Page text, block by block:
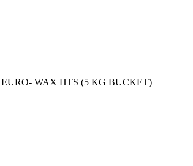
EURO- WAX HTS (5 KG BUCKET)